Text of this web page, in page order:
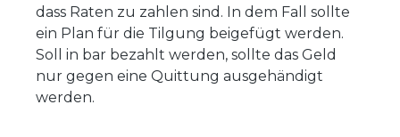
dass Raten zu zahlen sind. In dem Fall sollte
ein Plan für die Tilgung beigefügt werden.
Soll in bar bezahlt werden, sollte das Geld
nur gegen eine Quittung ausgehändigt
werden.